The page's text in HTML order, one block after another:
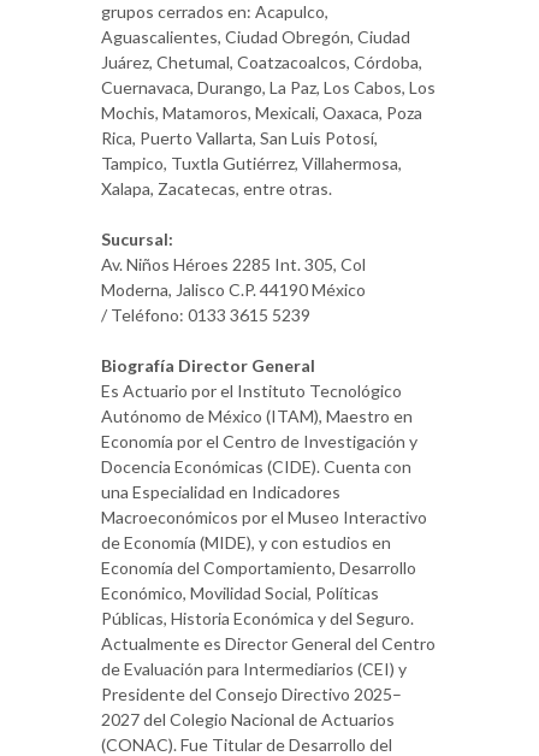
grupos cerrados en: Acapulco,
Aguascalientes, Ciudad Obregón, Ciudad
Juárez, Chetumal, Coatzacoalcos, Córdoba,
Cuernavaca, Durango, La Paz, Los Cabos, Los
Mochis, Matamoros, Mexicali, Oaxaca, Poza
Rica, Puerto Vallarta, San Luis Potosí,
Tampico, Tuxtla Gutiérrez, Villahermosa,
Xalapa, Zacatecas, entre otras.
Sucursal:
Av. Niños Héroes 2285 Int. 305, Col
Moderna, Jalisco C.P. 44190 México
/ Teléfono: 0133 3615 5239
Biografía Director General
Es Actuario por el Instituto Tecnológico
Autónomo de México (ITAM), Maestro en
Economía por el Centro de Investigación y
Docencia Económicas (CIDE). Cuenta con
una Especialidad en Indicadores
Macroeconómicos por el Museo Interactivo
de Economía (MIDE), y con estudios en
Economía del Comportamiento, Desarrollo
Económico, Movilidad Social, Políticas
Públicas, Historia Económica y del Seguro.
Actualmente es Director General del Centro
de Evaluación para Intermediarios (CEI) y
Presidente del Consejo Directivo 2025–
2027 del Colegio Nacional de Actuarios
(CONAC). Fue Titular de Desarrollo del